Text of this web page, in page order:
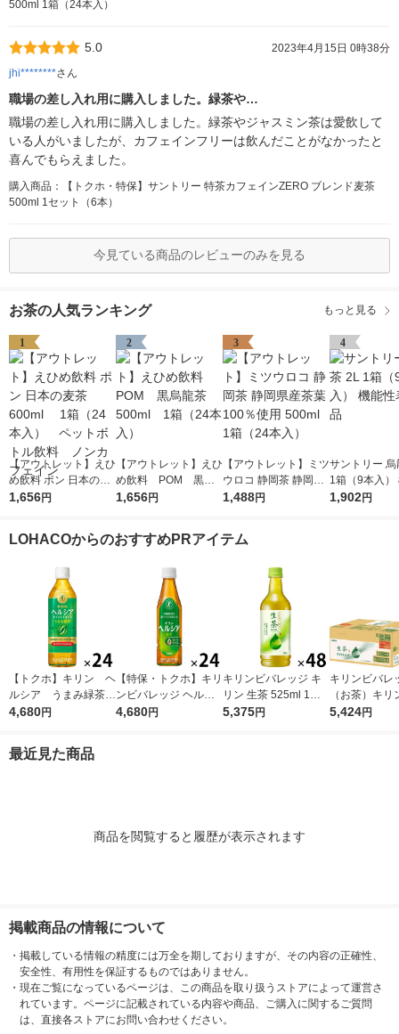
500ml 1箱（24本入）
5.0
2023年4月15日 0時38分
jhi********さん
職場の差し入れ用に購入しました。緑茶や…
職場の差し入れ用に購入しました。緑茶やジャスミン茶は愛飲して
いる人がいましたが、カフェインフリーは飲んだことがなかったと
喜んでもらえました。
購入商品：【トクホ・特保】サントリー 特茶カフェインZERO ブレンド麦茶
500ml 1セット（6本）
今見ている商品のレビューのみを見る
お茶の人気ランキング もっと見る
1
【アウトレット】えひ
め飲料 ポン 日本の麦
茶 600ml 1箱（2
ン
1,656円
2
【アウトレット】えひ
め飲料 POM 黒烏
龍茶 500ml 1箱（2
1,656円
3
【アウトレット】ミツ
ウロコ 静岡茶 静岡県
産茶葉100％使用 500
1,488円
4
サントリー
1箱（9本入）
表示食品
1,902円
LOHACOからのおすすめPRアイテム
【トクホ】キリン ヘ
ルシア うまみ緑茶
５００ｍｌＰＥＴ 1箱
4,680円
【特保・トクホ】キリ
ンビバレッジ ヘルシ
ア 緑茶 350ml スリム
4,680円
キリンビバレッジ キ
リン 生茶 525ml 1セ
ット（48本） お茶 緑
5,375円
キリンビバレ
（お茶）キリ
ッジ 生茶 ラ
5,424円
最近見た商品
商品を閲覧すると履歴が表示されます
掲載商品の情報について
・ 掲載している情報の精度には万全を期しておりますが、その内容の正確性、
安全性、有用性を保証するものではありません。
・ 現在ご覧になっているページは、この商品を取り扱うストアによって運営さ
れています。ページに記載されている内容や商品、ご購入に関するご質問
は、直接各ストアにお問い合わせください。